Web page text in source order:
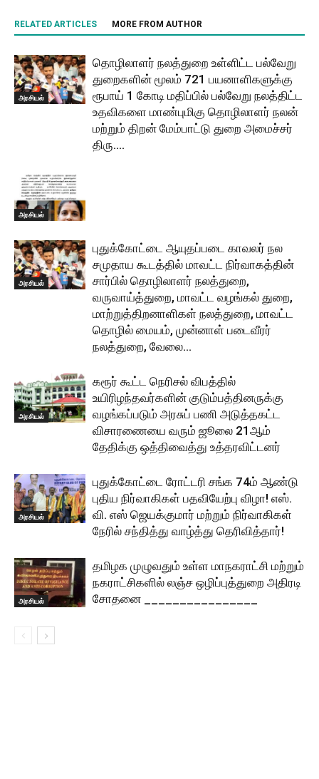
RELATED ARTICLES MORE FROM AUTHOR
அரசியல்
தொழிலாளர் நலத்துறை உள்ளிட்ட பல்வேறு
துறைகளின் மூலம் 721 பயனாளிகளுக்கு
ரூபாய் 1 கோடி மதிப்பில் பல்வேறு நலத்திட்ட
உதவிகளை மாண்புமிகு தொழிலாளர் நலன்
மற்றும் திறன் மேம்பாட்டு துறை அமைச்சர்
திரு....
அரசியல்
அரசியல்
புதுக்கோட்டை ஆயுதப்படை காவலர் நல
சமுதாய கூடத்தில் மாவட்ட நிர்வாகத்தின்
சார்பில் தொழிலாளர் நலத்துறை,
வருவாய்த்துறை, மாவட்ட வழங்கல் துறை,
மாற்றுத்திறனாளிகள் நலத்துறை, மாவட்ட
தொழில் மையம், முன்னாள் படைவீரர்
நலத்துறை, வேலை...
அரசியல்
கரூர் கூட்ட நெரிசல் விபத்தில்
உயிரிழந்தவர்களின் குடும்பத்தினருக்கு
வழங்கப்படும் அரசுப் பணி அடுத்தகட்ட
விசாரணையை வரும் ஜூலை 21ஆம்
தேதிக்கு ஒத்திவைத்து உத்தரவிட்டனர்
அரசியல்
புதுக்கோட்டை ரோட்டரி சங்க 74ம் ஆண்டு
புதிய நிர்வாகிகள் பதவியேற்பு விழா! எஸ்.
வி. எஸ் ஜெயக்குமார் மற்றும் நிர்வாகிகள்
நேரில் சந்தித்து வாழ்த்து தெரிவித்தார்!
அரசியல்
தமிழக முழுவதும் உள்ள மாநகராட்சி மற்றும்
நகராட்சிகளில் லஞ்ச ஒழிப்புத்துறை அதிரடி
சோதனை ________________